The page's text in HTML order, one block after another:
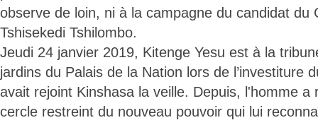
observe de loin, ni à la campagne du candidat du
Tshisekedi Tshilombo.
Jeudi 24 janvier 2019, Kitenge Yesu est à la
jardins du Palais de la Nation lors de l’investiture
avait rejoint Kinshasa la veille. Depuis, l'homme a
cercle restreint du nouveau pouvoir qui lui